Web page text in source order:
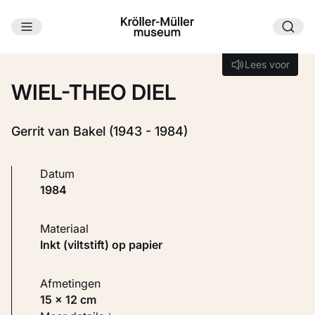
Ga naar hoofdinhoud
Lees voor
Lees voor
WIEL-THEO DIEL
Gerrit van Bakel (1943 - 1984)
Datum
1984
Materiaal
Inkt (viltstift) op papier
Afmetingen
15 × 12 cm